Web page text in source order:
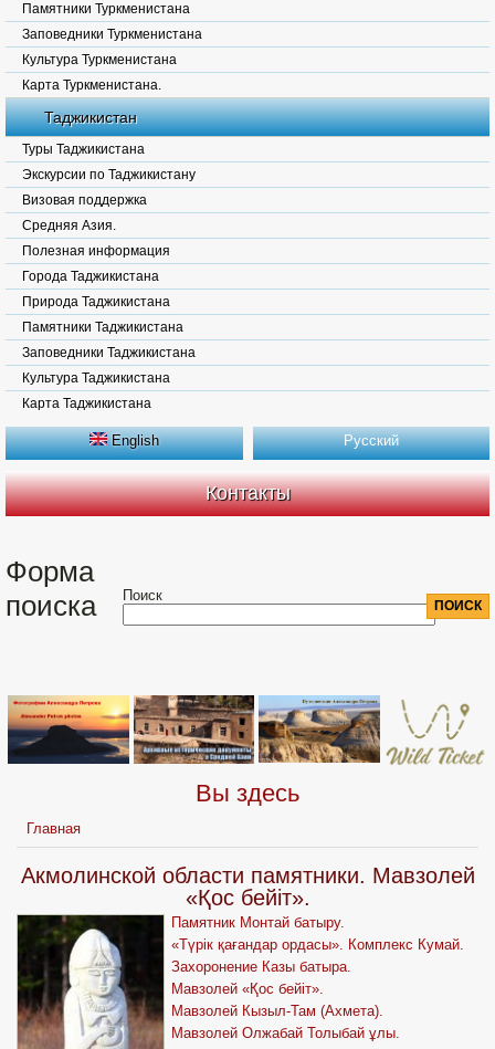
Памятники Туркменистана
Заповедники Туркменистана
Культура Туркменистана
Карта Туркменистана.
Таджикистан
Туры Таджикистана
Экскурсии по Таджикистану
Визовая поддержка
Средняя Азия.
Полезная информация
Города Таджикистана
Природа Таджикистана
Памятники Таджикистана
Заповедники Таджикистана
Культура Таджикистана
Карта Таджикистана
English Русский
Контакты
Форма
поиска
Поиск
Вы здесь
Главная
Акмолинской области памятники. Мавзолей
«Қос бейіт».
Памятник Монтай батыру.
«Түрік қағандар ордасы». Комплекс Кумай.
Захоронение Казы батыра.
Мавзолей «Қос бейіт».
Мавзолей Кызыл-Там (Ахмета).
Мавзолей Олжабай Толыбай ұлы.